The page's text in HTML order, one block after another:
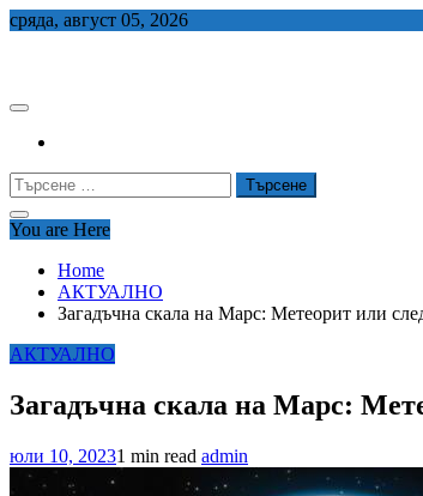
Skip
сряда, август 05, 2026
Търсене
за:
You are Here
Home
АКТУАЛНО
Загадъчна скала на Марс: Метеорит или
АКТУАЛНО
Загадъчна скала на Марс:
юли 10, 20231 min read admin